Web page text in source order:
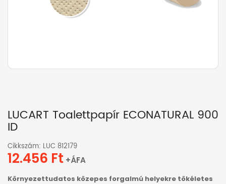
LUCART Toalettpapír ECONATURAL 900
ID
Cikkszám: LUC 812179
12.456 Ft +ÁFA
Környezettudatos közepes forgalmú helyekre tökéletes